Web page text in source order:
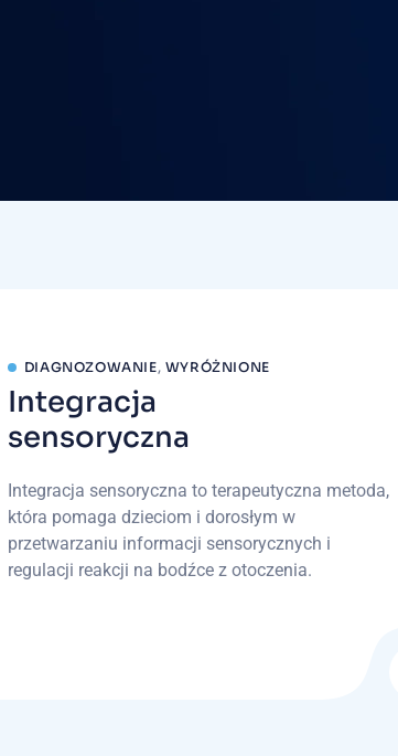
DIAGNOZOWANIE, WYRÓŻNIONE
Integracja
sensoryczna
Integracja sensoryczna to terapeutyczna metoda,
która pomaga dzieciom i dorosłym w
przetwarzaniu informacji sensorycznych i
regulacji reakcji na bodźce z otoczenia.